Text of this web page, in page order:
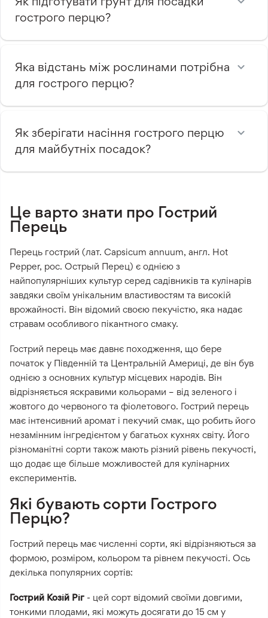
гострого перцю?
Яка відстань між рослинами потрібна
для гострого перцю?
Як зберігати насіння гострого перцю
для майбутніх посадок?
Це варто знати про Гострий
Перець
Перець гострий (лат. Capsicum annuum, англ. Hot
Pepper, рос. Острый Перец) є однією з
найпопулярніших культур серед садівників та кулінарів
завдяки своїм унікальним властивостям та високій
врожайності. Він відомий своєю пекучістю, яка надає
стравам особливого пікантного смаку.
Гострий перець має давнє походження, що бере
початок у Південній та Центральній Америці, де він був
однією з основних культур місцевих народів. Він
відрізняється яскравими кольорами – від зеленого і
жовтого до червоного та фіолетового. Гострий перець
має інтенсивний аромат і пекучий смак, що робить його
незамінним інгредієнтом у багатьох кухнях світу. Його
різноманітні сорти також мають різний рівень пекучості,
що додає ще більше можливостей для кулінарних
експериментів.
Які бувають сорти Гострого
Перцю?
Гострий перець має численні сорти, які відрізняються за
формою, розміром, кольором та рівнем пекучості. Ось
декілька популярних сортів:
Гострий Козій Ріг - цей сорт відомий своїми довгими,
тонкими плодами, які можуть досягати до 15 см у